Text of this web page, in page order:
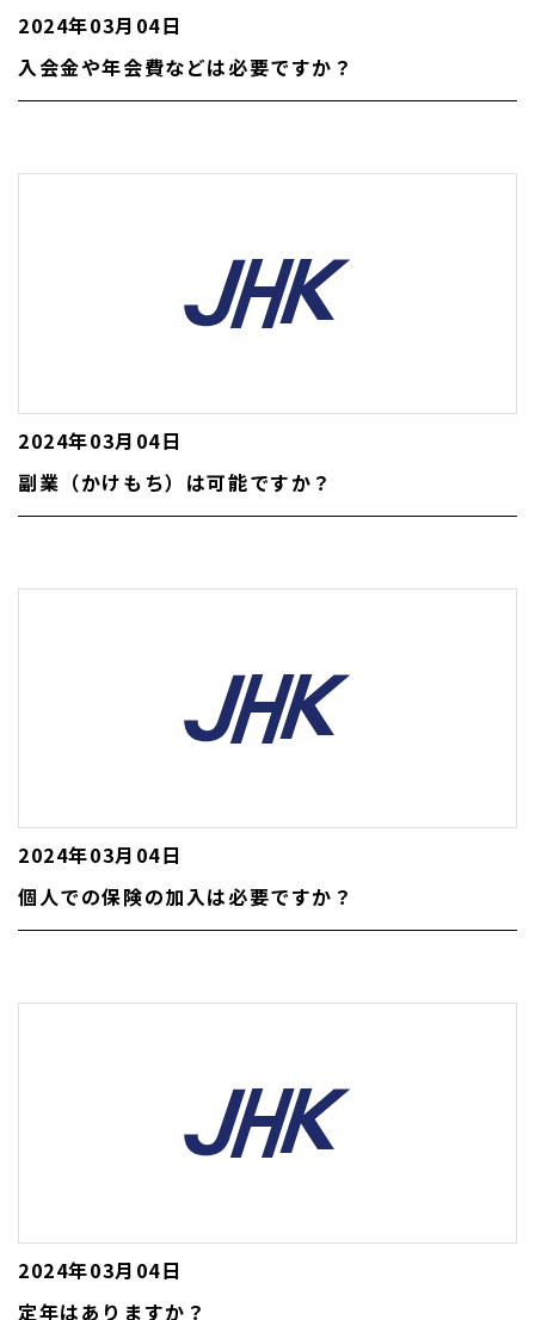
2024年03月04日
入会金や年会費などは必要ですか？
2024年03月04日
副業（かけもち）は可能ですか？
2024年03月04日
個人での保険の加入は必要ですか？
2024年03月04日
定年はありますか？